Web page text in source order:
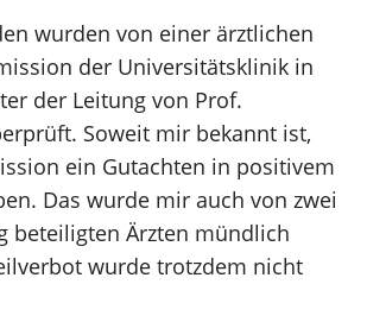
wurden von einer ärztlichen
der Universitätsklinik in
der Leitung von Prof.
Soweit mir bekannt ist,
ein Gutachten in positivem
Das wurde mir auch von zwei
beteiligten Ärzten mündlich
wurde trotzdem nicht